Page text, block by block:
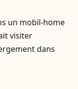
un mobil-home
visiter
dans